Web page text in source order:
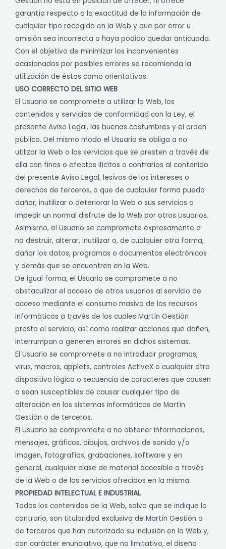
garantía respecto a la exactitud de la información de
cualquier tipo recogida en la Web y que por error u
omisión sea incorrecta o haya podido quedar anticuada.
Con el objetivo de minimizar los inconvenientes
ocasionados por posibles errores se recomienda la
utilización de éstos como orientativos.
USO CORRECTO DEL SITIO WEB
El Usuario se compromete a utilizar la Web, los
contenidos y servicios de conformidad con la Ley, el
presente Aviso Legal, las buenas costumbres y el orden
público. Del mismo modo el Usuario se obliga a no
utilizar la Web o los servicios que se presten a través de
ella con fines o efectos ilícitos o contrarios al contenido
del presente Aviso Legal, lesivos de los intereses o
derechos de terceros, o que de cualquier forma pueda
dañar, inutilizar o deteriorar la Web o sus servicios o
impedir un normal disfrute de la Web por otros Usuarios.
Asimismo, el Usuario se compromete expresamente a
no destruir, alterar, inutilizar o, de cualquier otra forma,
dañar los datos, programas o documentos electrónicos
y demás que se encuentren en la Web.
De igual forma, el Usuario se compromete a no
obstaculizar el acceso de otros usuarios al servicio de
acceso mediante el consumo masivo de los recursos
informáticos a través de los cuales Martín Gestión
presta el servicio, así como realizar acciones que dañen,
interrumpan o generen errores en dichos sistemas.
El Usuario se compromete a no introducir programas,
virus, macros, applets, controles ActiveX o cualquier otro
dispositivo lógico o secuencia de caracteres que causen
o sean susceptibles de causar cualquier tipo de
alteración en los sistemas informáticos de Martín
Gestión o de terceros.
El Usuario se compromete a no obtener informaciones,
mensajes, gráficos, dibujos, archivos de sonido y/o
imagen, fotografías, grabaciones, software y en
general, cualquier clase de material accesible a través
de la Web o de los servicios ofrecidos en la misma.
PROPIEDAD INTELECTUAL E INDUSTRIAL
Todos los contenidos de la Web, salvo que se indique lo
contrario, son titularidad exclusiva de Martín Gestión o
de terceros que han autorizado su inclusión en la Web y,
con carácter enunciativo, que no limitativo, el diseño